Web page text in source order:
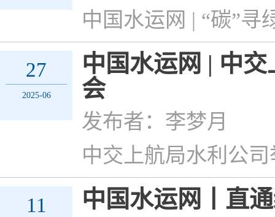
中国水运网 | “碳”寻
27
2025-06
中国水运网 | 中
会
发布者：李梦月
中交上航局水利公
11 中国水运网丨直